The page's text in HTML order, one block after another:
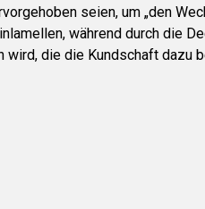
seien, um „den
während durch die
die die Kundschaft dazu